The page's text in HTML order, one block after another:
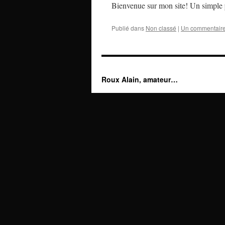
Bienvenue sur mon site! Un simple
Publié dans Non classé | Un commentaire
Roux Alain, amateur…